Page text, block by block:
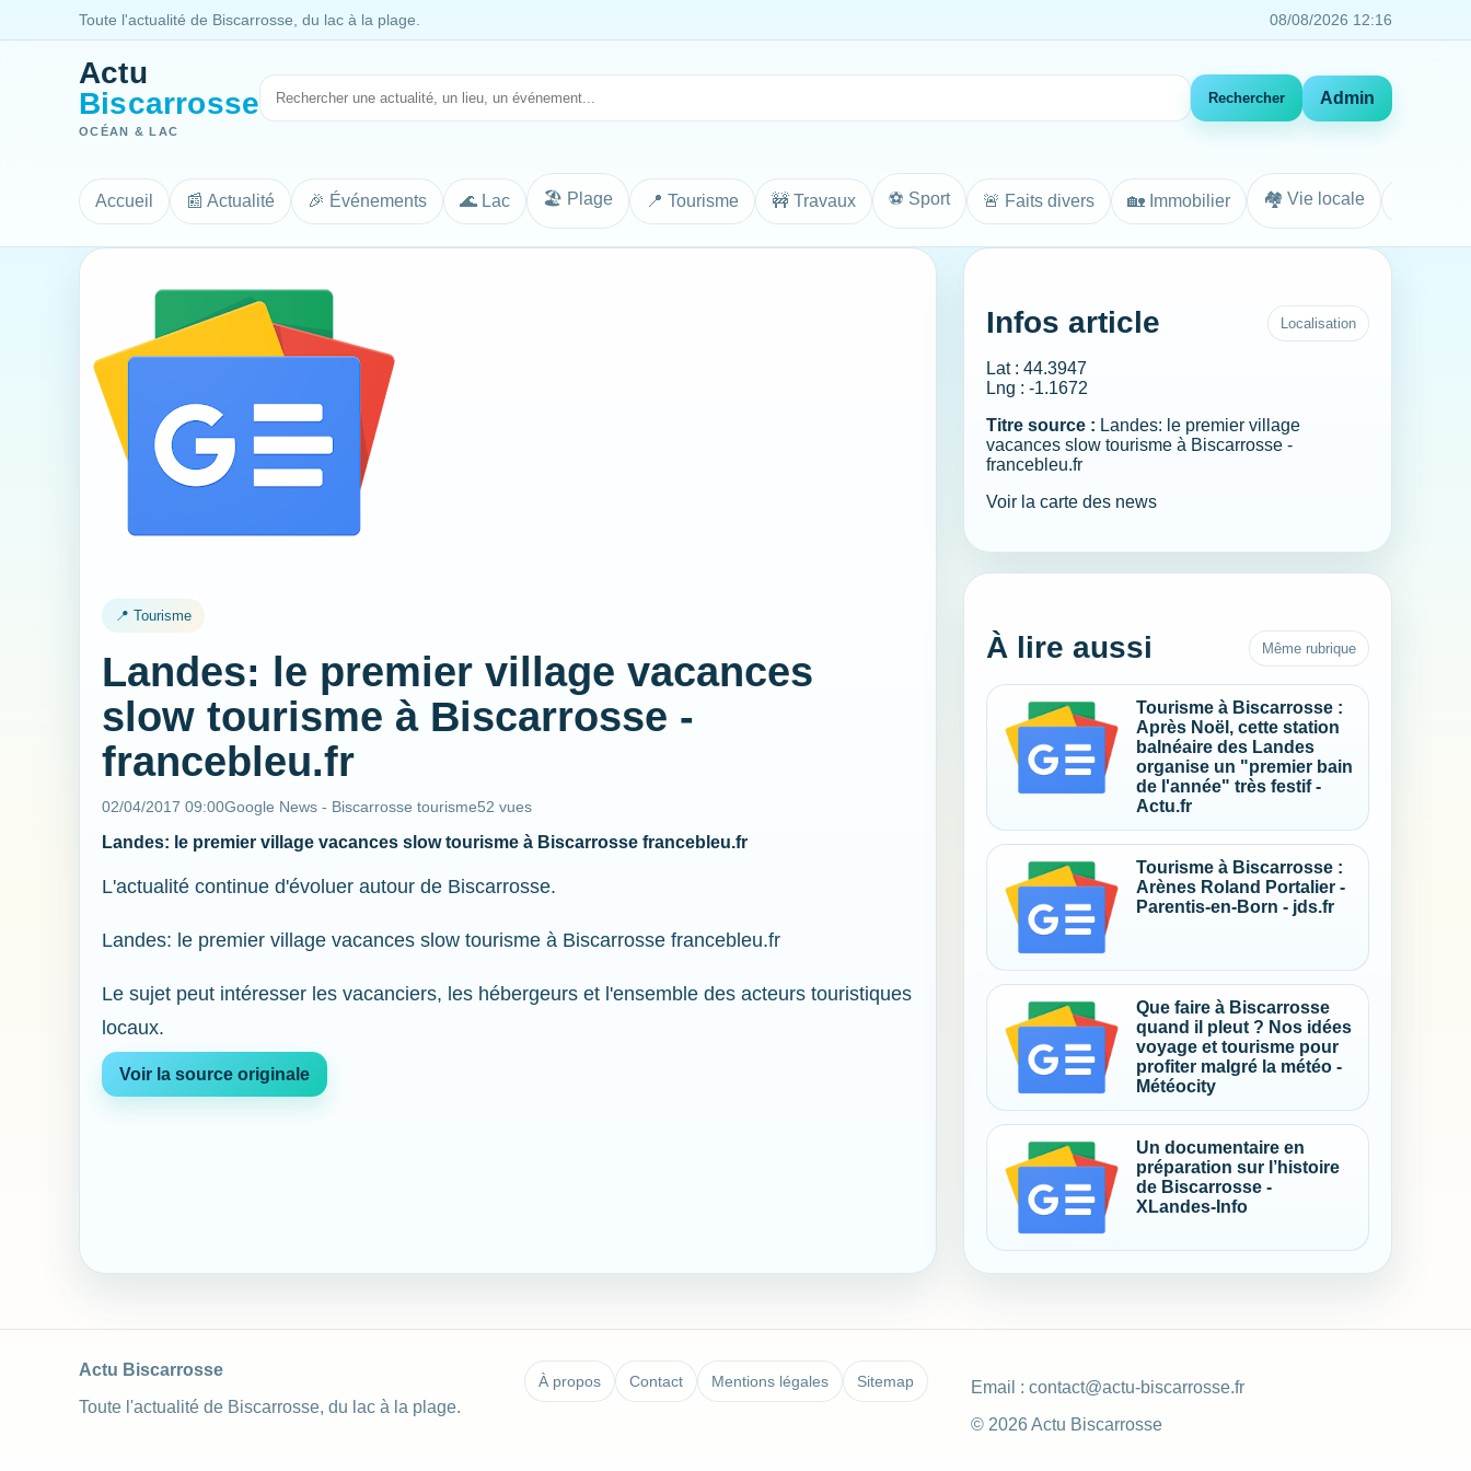
Toute l'actualité de Biscarrosse, du lac à la plage. 08/08/2026 12:16
Actu
Biscarrosse
OCÉAN & LAC
Rechercher Admin
Accueil 📰 Actualité 🎉 Événements 🌊 Lac 🏖️ Plage 📍 Tourisme 🚧 Travaux ⚽ Sport 🚨 Faits divers 🏡 Immobilier 🏘️ Vie locale
📍 Tourisme
Landes: le premier village vacances
slow tourisme à Biscarrosse -
francebleu.fr
02/04/2017 09:00Google News - Biscarrosse tourisme52 vues
Landes: le premier village vacances slow tourisme à Biscarrosse francebleu.fr
L'actualité continue d'évoluer autour de Biscarrosse.
Landes: le premier village vacances slow tourisme à Biscarrosse francebleu.fr
Le sujet peut intéresser les vacanciers, les hébergeurs et l'ensemble des acteurs touristiques
locaux.
Voir la source originale
Infos article Localisation
Lat : 44.3947
Lng : -1.1672
Titre source : Landes: le premier village
vacances slow tourisme à Biscarrosse -
francebleu.fr
Voir la carte des news
À lire aussi Même rubrique
Tourisme à Biscarrosse :
Après Noël, cette station
balnéaire des Landes
organise un "premier bain
de l'année" très festif -
Actu.fr
Tourisme à Biscarrosse :
Arènes Roland Portalier -
Parentis-en-Born - jds.fr
Que faire à Biscarrosse
quand il pleut ? Nos idées
voyage et tourisme pour
profiter malgré la météo -
Météocity
Un documentaire en
préparation sur l’histoire
de Biscarrosse -
XLandes-Info
Actu Biscarrosse
Toute l'actualité de Biscarrosse, du lac à la plage.
À propos Contact Mentions légales Sitemap Email : contact@actu-biscarrosse.fr
© 2026 Actu Biscarrosse